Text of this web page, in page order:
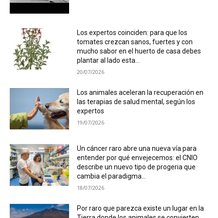
Los expertos coinciden: para que los
tomates crezcan sanos, fuertes y con
mucho sabor en el huerto de casa debes
plantar al lado esta...
20/07/2026
Los animales aceleran la recuperación en
las terapias de salud mental, según los
expertos
19/07/2026
Un cáncer raro abre una nueva vía para
entender por qué envejecemos: el CNIO
describe un nuevo tipo de progeria que
cambia el paradigma...
18/07/2026
Por raro que parezca existe un lugar en la